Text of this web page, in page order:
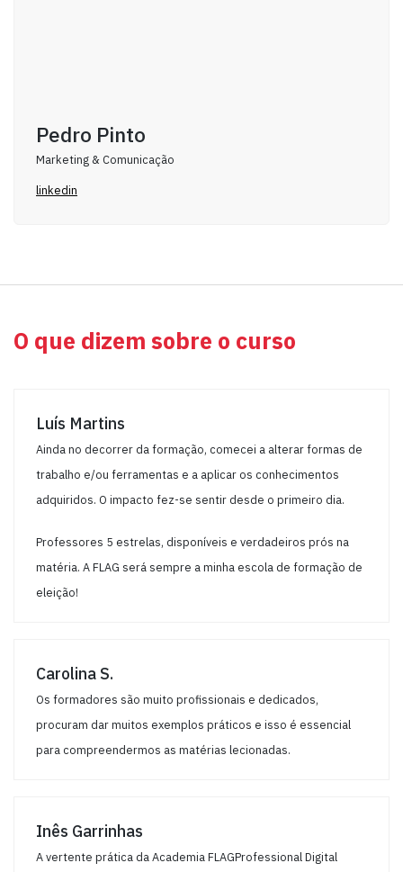
Pedro Pinto
Marketing & Comunicação
linkedin
O que dizem sobre o curso
Luís Martins
Ainda no decorrer da formação, comecei a alterar formas de
trabalho e/ou ferramentas e a aplicar os conhecimentos
adquiridos. O impacto fez-se sentir desde o primeiro dia.
Professores 5 estrelas, disponíveis e verdadeiros prós na
matéria. A FLAG será sempre a minha escola de formação de
eleição!
Carolina S.
Os formadores são muito profissionais e dedicados,
procuram dar muitos exemplos práticos e isso é essencial
para compreendermos as matérias lecionadas.
Inês Garrinhas
A vertente prática da Academia FLAGProfessional Digital